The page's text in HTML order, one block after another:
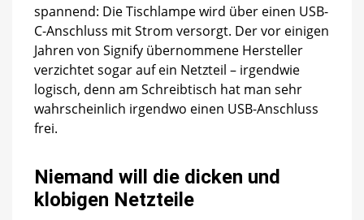
spannend: Die Tischlampe wird über einen USB-
C-Anschluss mit Strom versorgt. Der vor einigen
Jahren von Signify übernommene Hersteller
verzichtet sogar auf ein Netzteil – irgendwie
logisch, denn am Schreibtisch hat man sehr
wahrscheinlich irgendwo einen USB-Anschluss
frei.
Niemand will die dicken und
klobigen Netzteile